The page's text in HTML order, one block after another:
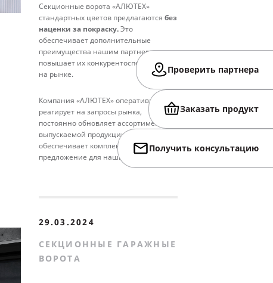
Секционные ворота «АЛЮТЕХ»
стандартных цветов предлагаются без
наценки за покраску.Это
обеспечивает дополнительные
преимущества нашим партнерам и
повышает их конкурентоспособность
на рынке.
Компания «АЛЮТЕХ» оперативно
реагирует на запросы рынка,
постоянно обновляет ассортимент
выпускаемой продукции и
обеспечивает комплексное
предложение для наших партнеров.
29.03.2024
СЕКЦИОННЫЕ ГАРАЖНЫЕ
ВОРОТА
Проверить партнера
Заказать продукт
Получить консультацию